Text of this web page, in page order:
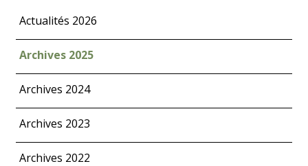
Actualités 2026
Archives 2025
Archives 2024
Archives 2023
Archives 2022